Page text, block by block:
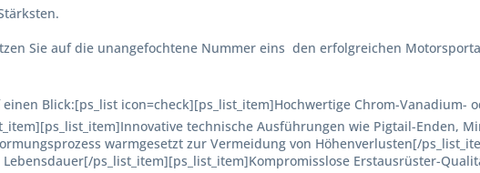
Sie auf die unangefochtene Nummer eins  den erfolgreichen
Blick:[ps_list icon=check][ps_list_item]Hochwertige Chrom-
technische Ausführungen wie Pigtail-Enden,
warmgesetzt zur Vermeidung von Höhenverlusten[/
Lebensdauer[/ps_list_item][ps_list_item]Kompromisslose Erstausrüster-